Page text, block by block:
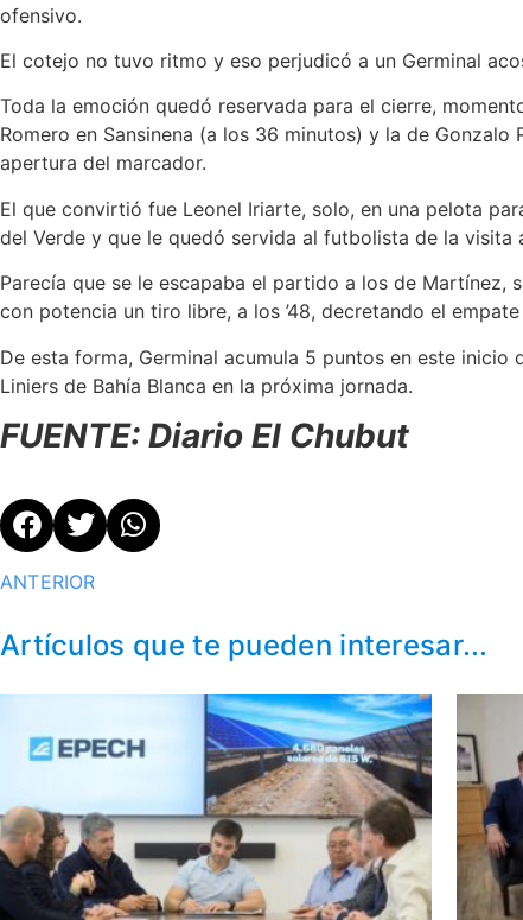
ofensivo.
El cotejo no tuvo ritmo y eso perjudicó a un Germinal
Toda la emoción quedó reservada para el cierre,
Romero en Sansinena (a los 36 minutos) y la de Gonzalo
apertura del marcador.
El que convirtió fue Leonel Iriarte, solo, en una pelota
del Verde y que le quedó servida al futbolista de la visita
Parecía que se le escapaba el partido a los de Martínez,
con potencia un tiro libre, a los ’48, decretando el
De esta forma, Germinal acumula 5 puntos en este inicio
Liniers de Bahía Blanca en la próxima jornada.
FUENTE: Diario El Chubut
ANTERIOR
Artículos que te pueden interesar...